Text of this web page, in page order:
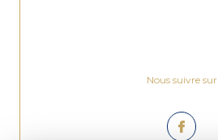
Nous suivre sur